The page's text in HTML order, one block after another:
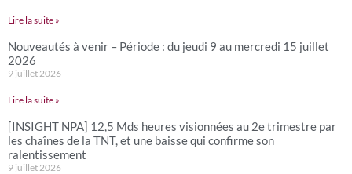
Lire la suite »
Nouveautés à venir – Période : du jeudi 9 au mercredi 15 juillet
2026
9 juillet 2026
Lire la suite »
[INSIGHT NPA] 12,5 Mds heures visionnées au 2e trimestre par
les chaînes de la TNT, et une baisse qui confirme son
ralentissement
9 juillet 2026